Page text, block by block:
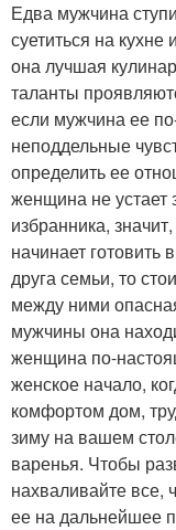
Едва мужчина
суетиться на
она лучшая
таланты
если мужчина ее
неподдельные
определить ее
женщина не устает
избранника,
начинает
друга семьи, то
между ними
мужчины она
женщина по-
женское начало,
комфортом дом,
зиму на вашем
варенья. Чтобы
нахваливайте все,
ее на дальнейшее